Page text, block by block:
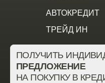
АВТОКРЕДИТ
ТРЕЙД ИН
ПОЛУЧИТЬ
ПРЕДЛОЖЕНИЕ
НА ПОКУПКУ В